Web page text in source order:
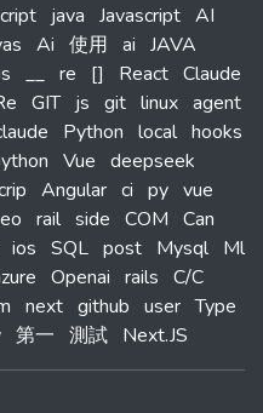
java Javascript AI
Ai 使用 ai JAVA
__ re [] React Claude
GIT js git linux agent
Python local hooks
Vue deepseek
Angular ci py vue
rail side COM Can
ios SQL post Mysql Ml
Openai rails C/C
next github user Type
第一 測試 Next.JS